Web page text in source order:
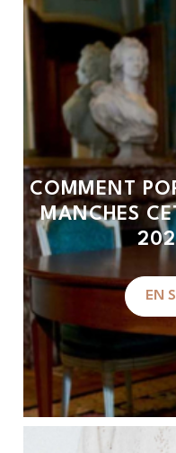
COMMENT
MANCHES
EN